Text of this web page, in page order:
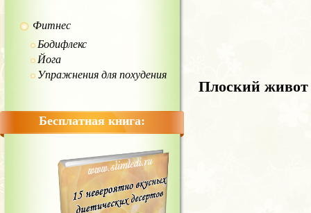
Фитнес
Бодифлекс
Йога
Упражнения для похудения
Бесплатная книга:
Плоский